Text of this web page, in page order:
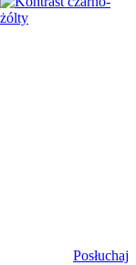
Posłuchaj